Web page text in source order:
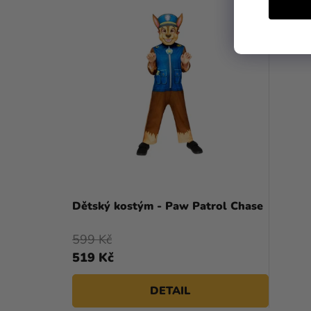
Dětský kostým - Paw Patrol Chase
519 Kč
599 Kč
DETAIL